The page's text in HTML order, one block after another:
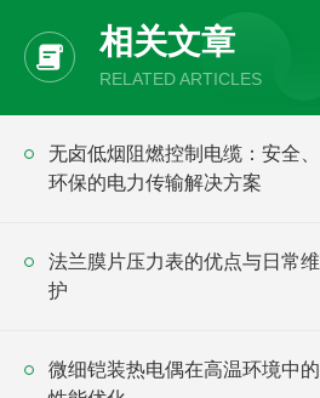
相关文章
RELATED ARTICLES
无卤低烟阻燃控制电缆：安全、
环保的电力传输解决方案
法兰膜片压力表的优点与日常维
护
微细铠装热电偶在高温环境中的